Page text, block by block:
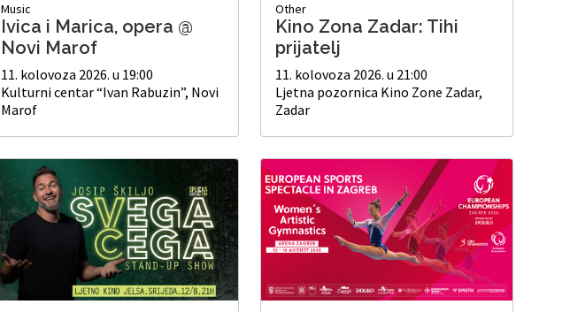
Music
Ivica i Marica, opera @
Novi Marof
11. kolovoza 2026. u 19:00
Kulturni centar “Ivan Rabuzin”, Novi
Marof
Other
Kino Zona Zadar: Tihi
prijatelj
11. kolovoza 2026. u 21:00
Ljetna pozornica Kino Zone Zadar,
Zadar